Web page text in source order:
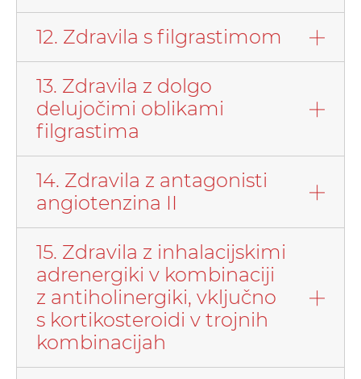
12. Zdravila s filgrastimom
13. Zdravila z dolgo
delujočimi oblikami
filgrastima
14. Zdravila z antagonisti
angiotenzina II
15. Zdravila z inhalacijskimi
adrenergiki v kombinaciji
z antiholinergiki, vključno
s kortikosteroidi v trojnih
kombinacijah